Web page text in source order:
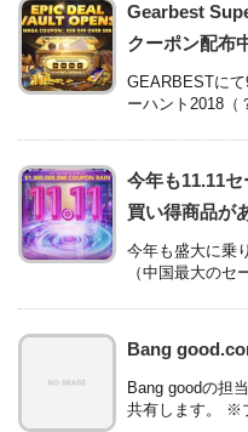
Gearbest
クーポン配布
GEARBESTに
ーハント2018（
今年も11.11
買い得商品が
今年も盛大に乗
（中国最大のセ
Bang
Bang goodの担
共有します。 ※